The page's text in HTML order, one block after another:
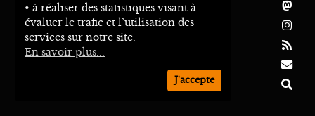
• à réaliser des statistiques visant à
évaluer le trafic et l’utilisation des
services sur notre site.
En savoir plus...
J'accepte